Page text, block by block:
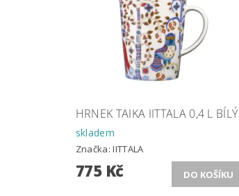
HRNEK TAIKA IITTALA 0,4 L BÍLÝ
skladem
Značka:IITTALA
775 Kč